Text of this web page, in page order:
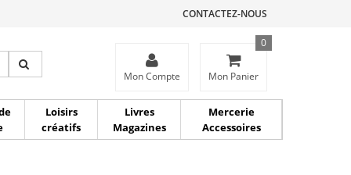
CONTACTEZ-NOUS
Mon Compte Mon Panier
0
Loisirs
créatifs
Livres
Magazines
Mercerie
Accessoires